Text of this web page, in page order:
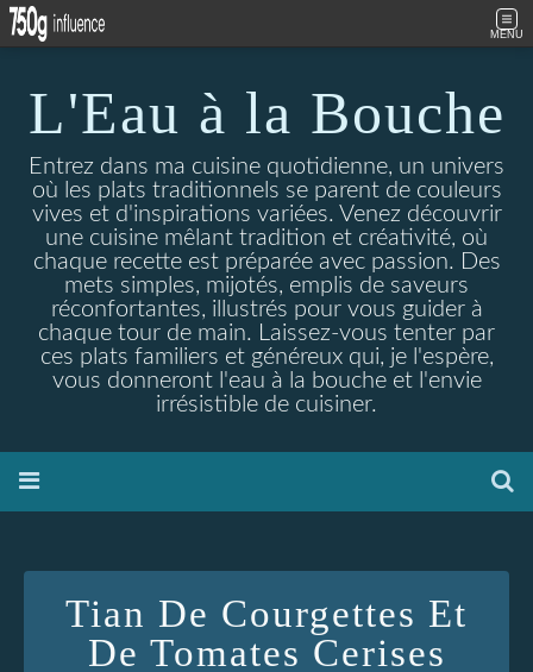
MENU
L'Eau à la Bouche
Entrez dans ma cuisine quotidienne, un univers
où les plats traditionnels se parent de couleurs
vives et d'inspirations variées. Venez découvrir
une cuisine mêlant tradition et créativité, où
chaque recette est préparée avec passion. Des
mets simples, mijotés, emplis de saveurs
réconfortantes, illustrés pour vous guider à
chaque tour de main. Laissez-vous tenter par
ces plats familiers et généreux qui, je l'espère,
vous donneront l'eau à la bouche et l'envie
irrésistible de cuisiner.
Tian De Courgettes Et
De Tomates Cerises